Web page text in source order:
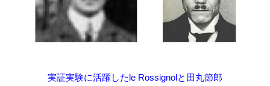
実証実験に活躍したle Rossignolと田丸節郎